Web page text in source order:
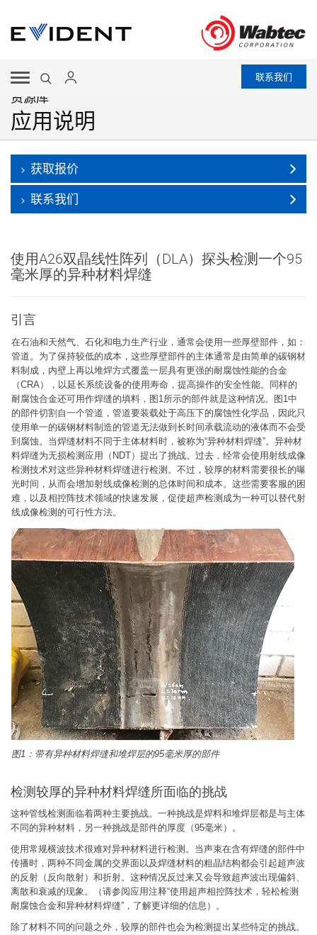
联系我们
资源库
应用说明
获取报价
联系我们
使用A26双晶线性阵列（DLA）探头检测一个95
毫米厚的异种材料焊缝
引言
在石油和天然气、石化和电力生产行业，通常会使用一些厚壁部件，如：
管道。为了保持较低的成本，这些厚壁部件的主体通常是由简单的碳钢材
料制成，内壁上再以堆焊方式覆盖一层具有更强的耐腐蚀性能的合金
（CRA），以延长系统设备的使用寿命，提高操作的安全性能。同样的
耐腐蚀合金还可用作焊缝的填料，图1所示的部件就是这种情况。图1中
的部件切割自一个管道，管道要装载处于高压下的腐蚀性化学品，因此只
使用单一的碳钢材料制造的管道无法做到长时间承载流动的液体而不会受
到腐蚀。当焊缝材料不同于主体材料时，被称为“异种材料焊缝”。异种材
料焊缝为无损检测应用（NDT）提出了挑战。过去，经常会使用射线成像
检测技术对这些异种材料焊缝进行检测。不过，较厚的材料需要很长的曝
光时间，从而会增加射线成像检测的总体时间和成本。这些需要客服的困
难，以及相控阵技术领域的快速发展，促使超声检测成为一种可以替代射
线成像检测的可行性方法。
图1：带有异种材料焊缝和堆焊层的95毫米厚的部件
检测较厚的异种材料焊缝所面临的挑战
这种管线检测面临着两种主要挑战。一种挑战是焊料和堆焊层都是与主体
不同的异种材料，另一种挑战是部件的厚度（95毫米）。
使用常规横波技术很难对异种材料进行检测。当声束在含有焊缝的部件中
传播时，两种不同金属的交界面以及焊缝材料的粗晶结构都会引起超声波
的反射（反向散射）和折射。这种情况反过来又会导致超声波出现偏斜、
离散和衰减的现象。（请参阅应用注释“使用超声相控阵技术，轻松检测
耐腐蚀合金和异种材料焊缝”，了解更详细的信息）。
除了材料不同的问题之外，较厚的部件也会为检测提出某些特定的挑战。